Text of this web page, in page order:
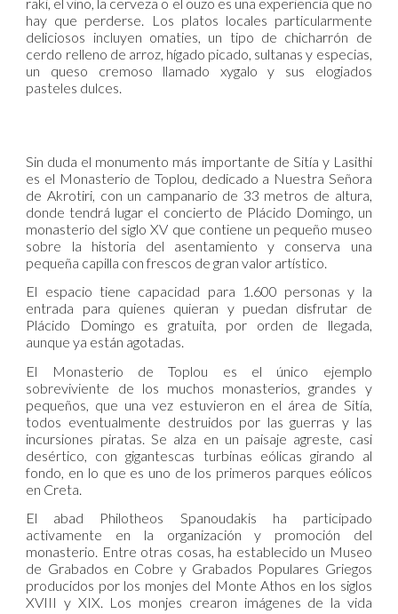
raki, el vino, la cerveza o el ouzo es una experiencia que no
hay que perderse. Los platos locales particularmente
deliciosos incluyen omaties, un tipo de chicharrón de
cerdo relleno de arroz, hígado picado, sultanas y especias,
un queso cremoso llamado xygalo y sus elogiados
pasteles dulces.
Sin duda el monumento más importante de Sitía y Lasithi
es el Monasterio de Toplou, dedicado a Nuestra Señora
de Akrotiri, con un campanario de 33 metros de altura,
donde tendrá lugar el concierto de Plácido Domingo, un
monasterio del siglo XV que contiene un pequeño museo
sobre la historia del asentamiento y conserva una
pequeña capilla con frescos de gran valor artístico.
El espacio tiene capacidad para 1.600 personas y la
entrada para quienes quieran y puedan disfrutar de
Plácido Domingo es gratuita, por orden de llegada,
aunque ya están agotadas.
El Monasterio de Toplou es el único ejemplo
sobreviviente de los muchos monasterios, grandes y
pequeños, que una vez estuvieron en el área de Sitía,
todos eventualmente destruidos por las guerras y las
incursiones piratas. Se alza en un paisaje agreste, casi
desértico, con gigantescas turbinas eólicas girando al
fondo, en lo que es uno de los primeros parques eólicos
en Creta.
El abad Philotheos Spanoudakis ha participado
activamente en la organización y promoción del
monasterio. Entre otras cosas, ha establecido un Museo
de Grabados en Cobre y Grabados Populares Griegos
producidos por los monjes del Monte Athos en los siglos
XVIII y XIX. Los monjes crearon imágenes de la vida